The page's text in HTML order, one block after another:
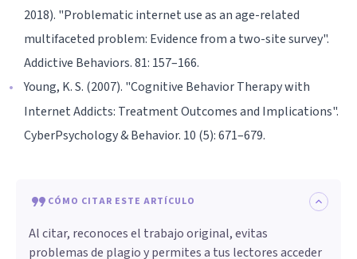
2018). "Problematic internet use as an age-related
multifaceted problem: Evidence from a two-site survey".
Addictive Behaviors. 81: 157–166.
Young, K. S. (2007). "Cognitive Behavior Therapy with
Internet Addicts: Treatment Outcomes and Implications".
CyberPsychology & Behavior. 10 (5): 671–679.
CÓMO CITAR ESTE ARTÍCULO
Al citar, reconoces el trabajo original, evitas
problemas de plagio y permites a tus lectores acceder